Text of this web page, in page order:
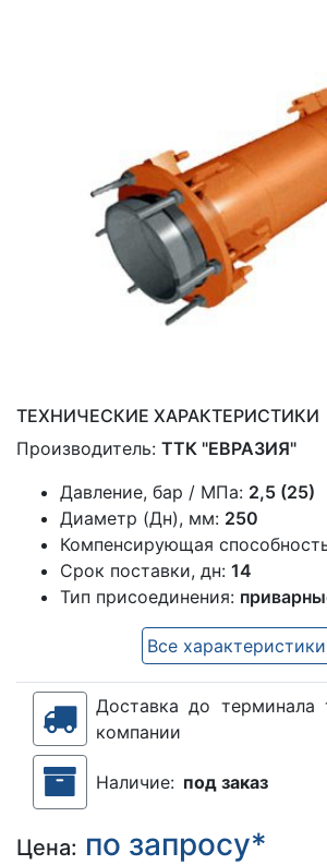
ТЕХНИЧЕСКИЕ ХАРАКТЕРИСТИКИ
Производитель: ТТК "ЕВРАЗИЯ"
Давление, бар / МПа: 2,5 (25)
Диаметр (Дн), мм: 250
Компенсирующая
Срок поставки, дн: 14
Тип присоединения:
Все характеристики
Доставка до терминала
компании
Наличие: под заказ
Цена: по запросу*